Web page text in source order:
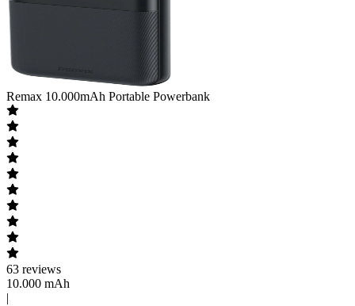
Remax 10.000mAh Portable Powerbank
63 reviews
10.000 mAh
|